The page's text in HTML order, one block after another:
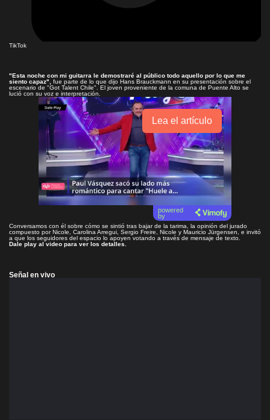
TikTok
"Esta noche con mi guitarra le demostraré al público todo aquello por lo que me
siento capaz",
fue parte de lo que dijo Hans Brauckmann en su presentación sobre el
escenario de "Got Talent Chile". El joven proveniente de la comuna de Puente Alto se
lució con su voz e interpretación.
Lea el artículo
powered
by
Conversamos con él sobre cómo se sintió tras bajar de la tarima, la opinión del jurado
compuesto por Nicole, Carolina Arregui, Sergio Freire, Nicole y Mauricio Jürgensen, e invitó
a que los seguidores del espacio lo apoyen votando a través de mensaje de texto.
Dale play al video para ver los detalles.
Señal en vivo